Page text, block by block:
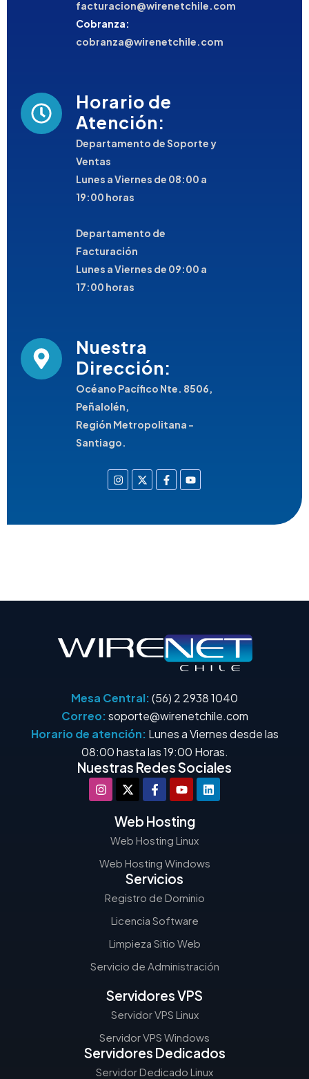
facturacion@wirenetchile.com
Cobranza:
cobranza@wirenetchile.com
Horario de
Atención:
Departamento de Soporte y
Ventas
Lunes a Viernes de 08:00 a
19:00 horas
Departamento de
Facturación
Lunes a Viernes de 09:00 a
17:00 horas
Nuestra
Dirección:
Océano Pacífico Nte. 8506,
Peñalolén,
Región Metropolitana -
Santiago.
Mesa Central:(56) 2 2938 1040
Correo:soporte@wirenetchile.com
Horario de atención: Lunes a Viernes desde las
08:00 hasta las 19:00 Horas.
Nuestras Redes Sociales
Web Hosting
Web Hosting Linux
Web Hosting Windows
Servicios
Registro de Dominio
Licencia Software
Limpieza Sitio Web
Servicio de Administración
Servidores VPS
Servidor VPS Linux
Servidor VPS Windows
Servidores Dedicados
Servidor Dedicado Linux